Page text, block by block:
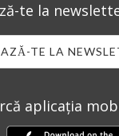
te la
TE LA
aplicația